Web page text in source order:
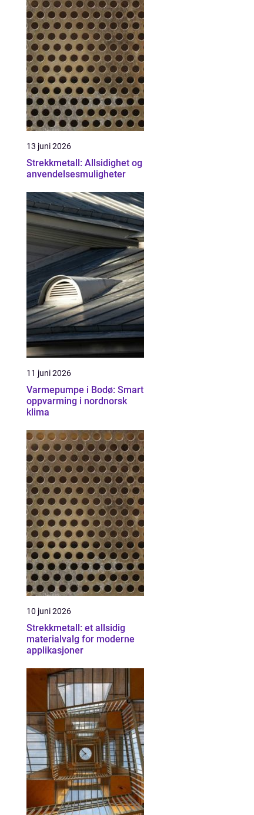
13 juni 2026
Strekkmetall: Allsidighet og
anvendelsesmuligheter
11 juni 2026
Varmepumpe i Bodø: Smart
oppvarming i nordnorsk
klima
10 juni 2026
Strekkmetall: et allsidig
materialvalg for moderne
applikasjoner